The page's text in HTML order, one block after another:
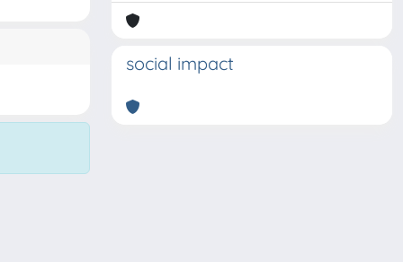
social impact